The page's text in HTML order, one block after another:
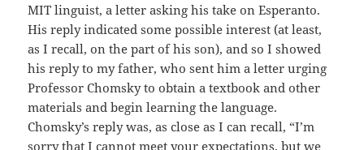
MIT linguist, a letter asking his take on Esperanto.
His reply indicated some possible interest (at least,
as I recall, on the part of his son), and so I showed
his reply to my father, who sent him a letter urging
Professor Chomsky to obtain a textbook and other
materials and begin learning the language.
Chomsky’s reply was, as close as I can recall, “I’m
sorry that I cannot meet your expectations, but we